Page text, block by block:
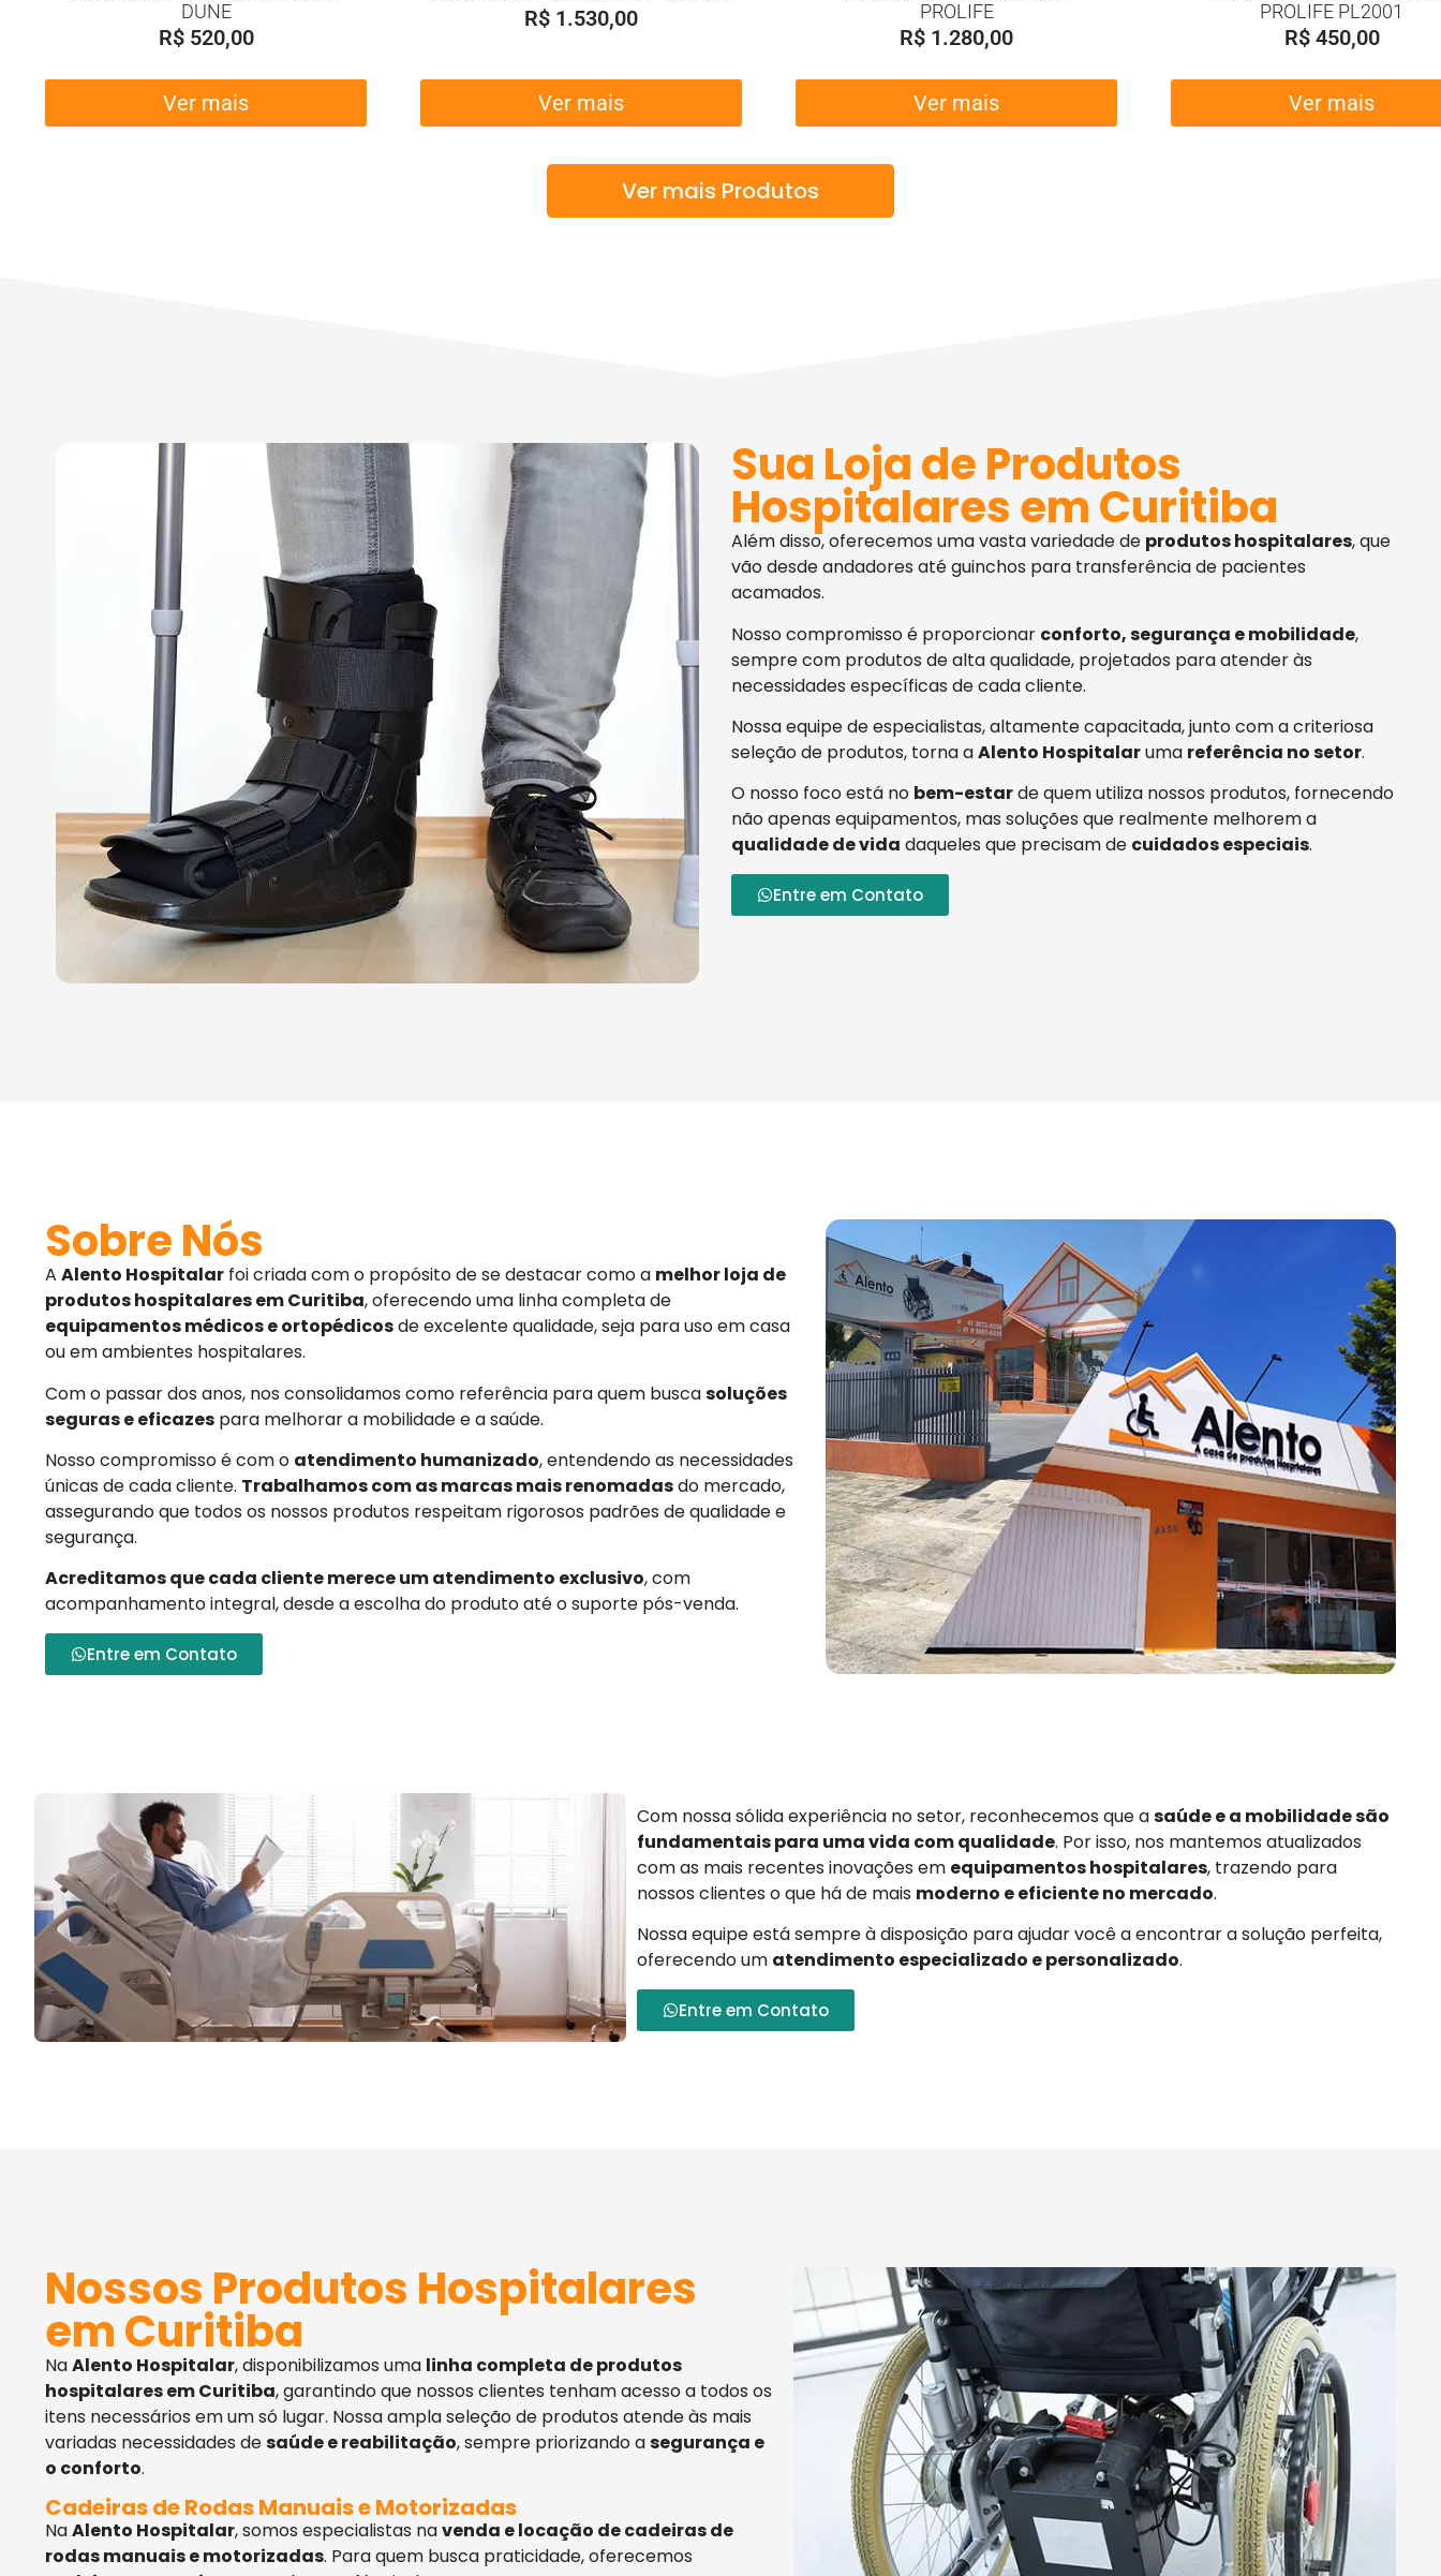
DUNE
R$520,00
Ver mais
R$ 1.530,00
Ver mais
PROLIFE
R$ 1.280,00
Ver mais
PROLIFE PL2001
R$450,00
Ver mais
Ver mais Produtos
Sua Loja de Produtos
Hospitalares em Curitiba
Além disso, oferecemos uma vasta variedade de produtos hospitalares, que
vão desde andadores até guinchos para transferência de pacientes
acamados.
Nosso compromisso é proporcionar conforto, segurança e mobilidade,
sempre com produtos de alta qualidade, projetados para atender às
necessidades específicas de cada cliente.
Nossa equipe de especialistas, altamente capacitada, junto com a criteriosa
seleção de produtos, torna aAlento Hospitalaruma referência no setor.
O nosso foco está no bem-estarde quem utiliza nossos produtos, fornecendo
não apenas equipamentos, mas soluções que realmente melhorem a
qualidade de vida daqueles que precisam de cuidados especiais.
Entre em Contato
Sobre Nós
A Alento Hospitalar foi criada com o propósito de se destacar como a melhor loja de
produtos hospitalares em Curitiba, oferecendo uma linha completa de
equipamentos médicos e ortopédicosde excelente qualidade, seja para uso em casa
ou em ambientes hospitalares.
Com o passar dos anos, nos consolidamos como referência para quem buscasoluções
seguras e eficazes para melhorar a mobilidade e a saúde.
Nosso compromisso é com o atendimento humanizado, entendendo as necessidades
únicas de cada cliente. Trabalhamos com as marcas mais renomadasdo mercado,
assegurando que todos os nossos produtos respeitam rigorosos padrões de qualidade e
segurança.
Acreditamos que cada cliente merece um atendimento exclusivo, com
acompanhamento integral, desde a escolha do produto até o suporte pós-venda.
Entre em Contato
Com nossa sólida experiência no setor, reconhecemos que asaúde e a mobilidade são
fundamentais para uma vida com qualidade. Por isso, nos mantemos atualizados
com as mais recentes inovações em equipamentos hospitalares, trazendo para
nossos clientes o que há de mais moderno e eficiente no mercado.
Nossa equipe está sempre à disposição para ajudar você a encontrar a solução perfeita,
oferecendo um atendimento especializado e personalizado.
Entre em Contato
Nossos Produtos Hospitalares
em Curitiba
NaAlento Hospitalar, disponibilizamos uma linha completa de produtos
hospitalares em Curitiba, garantindo que nossos clientes tenham acesso a todos os
itens necessários em um só lugar. Nossa ampla seleção de produtos atende às mais
variadas necessidades desaúde e reabilitação, sempre priorizando asegurança e
o conforto.
Cadeiras de Rodas Manuais e Motorizadas
NaAlento Hospitalar, somos especialistas navenda e locação de cadeiras de
rodas manuais e motorizadas. Para quem busca praticidade, oferecemos